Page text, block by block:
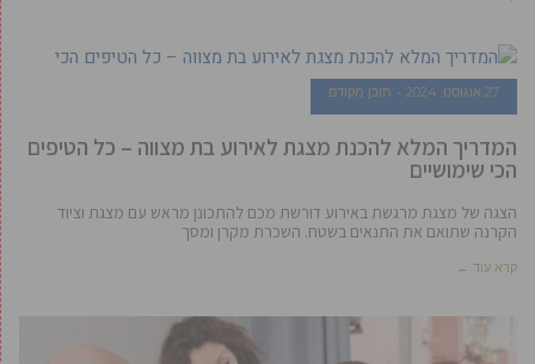
27 אוגוסט, 2024 תוכן מקודם
המדריך המלא להכנת מצגת לאירוע בת מצווה – כל הטיפים
הכי שימושיים
הצגה של מצגת מרגשת באירוע דורשת מכם להתכונן מראש עם מצגת וציוד
הקרנה שתואם את התנאים בשטח. השכרת מקרן ומסך
קרא עוד ←